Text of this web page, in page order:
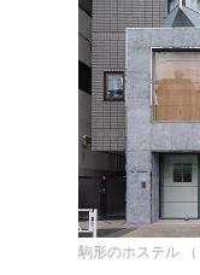
駒形のホステル （